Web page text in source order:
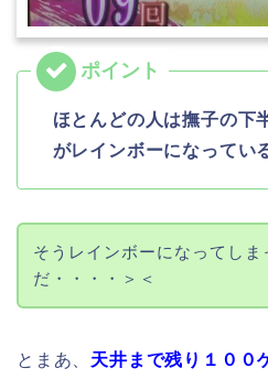
ほとんどの人は撫子の下
がレインボーになってい
そうレインボーになってしま
だ・・・・＞＜
とまあ、 天井まで残り１００